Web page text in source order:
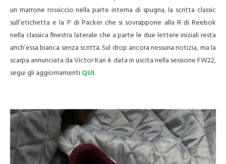
un marrone rossiccio nella parte interna di spugna, la scritta classic
sull’etichetta e la P di Packer che si sovrappone alla R di Reebok
nella classica finestra laterale che a parte le due lettere iniziali resta
anch’essa bianca senza scritta. Sul drop ancora nessuna notizia, ma la
scarpa annunciata da Victor Kan è data in uscita nella sessione FW22,
segui gli aggiornamentiQUI.